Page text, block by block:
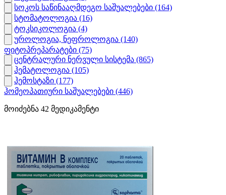
სოკოს საწინააღმდეგო საშუალებები (164)
სტომატოლოგია (16)
ტოკსიკოლოგია (4)
უროლოგია, ნეფროლოგია (140)
ფიტოპრეპარატები (75)
ცენტრალური ნერვული სისტემა (865)
ჰემატოლოგია (105)
ჰემოსტაზი (177)
ჰომეოპათიური საშუალებები (446)
მოიძებნა 42 მედიკამენტი